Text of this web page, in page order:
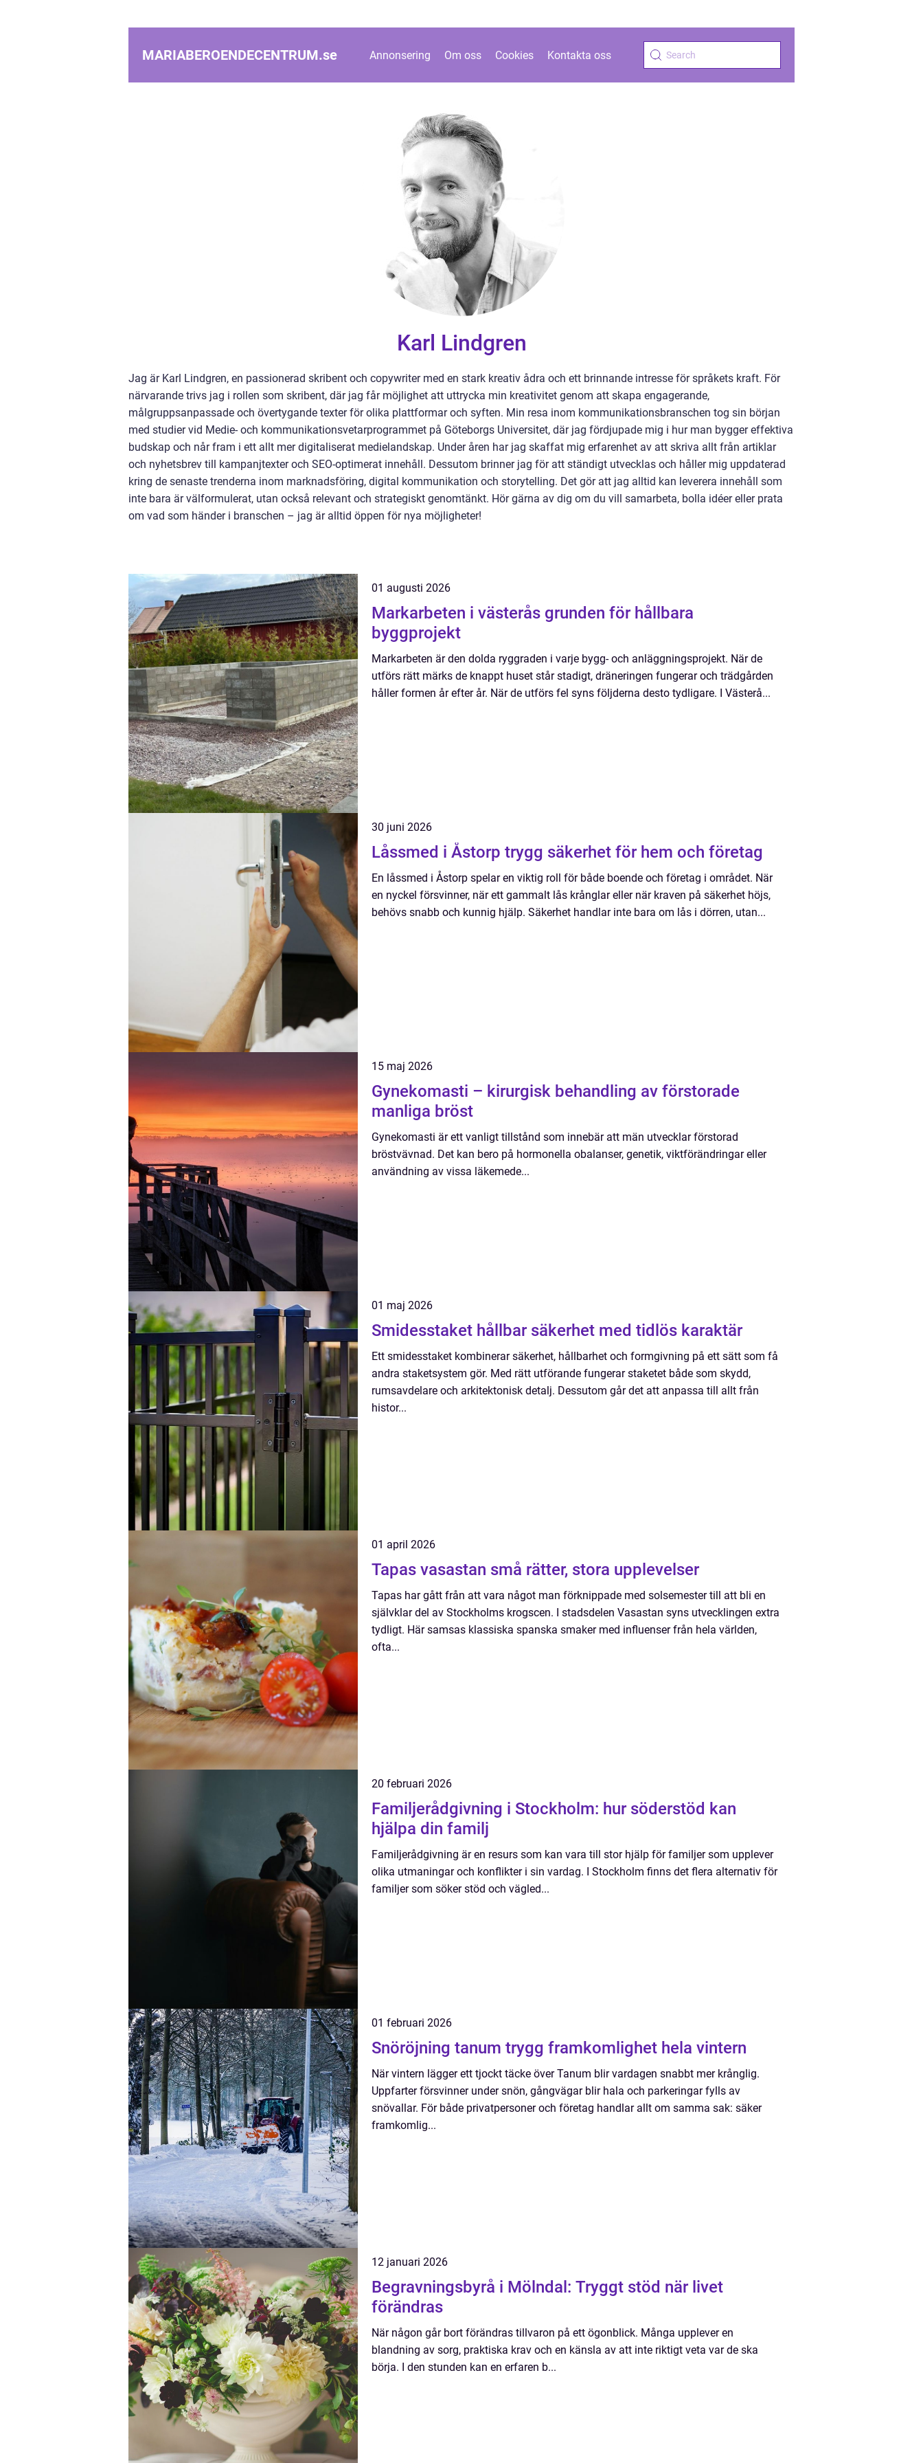
MARIABEROENDECENTRUM.se Annonsering Om oss Cookies Kontakta oss
Karl Lindgren
Jag är Karl Lindgren, en passionerad skribent och copywriter med en stark kreativ ådra och ett brinnande intresse för språkets kraft. För
närvarande trivs jag i rollen som skribent, där jag får möjlighet att uttrycka min kreativitet genom att skapa engagerande,
målgruppsanpassade och övertygande texter för olika plattformar och syften. Min resa inom kommunikationsbranschen tog sin början
med studier vid Medie- och kommunikationsvetarprogrammet på Göteborgs Universitet, där jag fördjupade mig i hur man bygger effektiva
budskap och når fram i ett allt mer digitaliserat medielandskap. Under åren har jag skaffat mig erfarenhet av att skriva allt från artiklar
och nyhetsbrev till kampanjtexter och SEO-optimerat innehåll. Dessutom brinner jag för att ständigt utvecklas och håller mig uppdaterad
kring de senaste trenderna inom marknadsföring, digital kommunikation och storytelling. Det gör att jag alltid kan leverera innehåll som
inte bara är välformulerat, utan också relevant och strategiskt genomtänkt. Hör gärna av dig om du vill samarbeta, bolla idéer eller prata
om vad som händer i branschen – jag är alltid öppen för nya möjligheter!
01 augusti 2026
Markarbeten i västerås grunden för hållbara
byggprojekt
Markarbeten är den dolda ryggraden i varje bygg- och anläggningsprojekt. När de
utförs rätt märks de knappt huset står stadigt, dräneringen fungerar och trädgården
håller formen år efter år. När de utförs fel syns följderna desto tydligare. I Västerå...
30 juni 2026
Låssmed i Åstorp trygg säkerhet för hem och företag
En låssmed i Åstorp spelar en viktig roll för både boende och företag i området. När
en nyckel försvinner, när ett gammalt lås krånglar eller när kraven på säkerhet höjs,
behövs snabb och kunnig hjälp. Säkerhet handlar inte bara om lås i dörren, utan...
15 maj 2026
Gynekomasti – kirurgisk behandling av förstorade
manliga bröst
Gynekomasti är ett vanligt tillstånd som innebär att män utvecklar förstorad
bröstvävnad. Det kan bero på hormonella obalanser, genetik, viktförändringar eller
användning av vissa läkemede...
01 maj 2026
Smidesstaket hållbar säkerhet med tidlös karaktär
Ett smidesstaket kombinerar säkerhet, hållbarhet och formgivning på ett sätt som få
andra staketsystem gör. Med rätt utförande fungerar staketet både som skydd,
rumsavdelare och arkitektonisk detalj. Dessutom går det att anpassa till allt från
histor...
01 april 2026
Tapas vasastan små rätter, stora upplevelser
Tapas har gått från att vara något man förknippade med solsemester till att bli en
självklar del av Stockholms krogscen. I stadsdelen Vasastan syns utvecklingen extra
tydligt. Här samsas klassiska spanska smaker med influenser från hela världen,
ofta...
20 februari 2026
Familjerådgivning i Stockholm: hur söderstöd kan
hjälpa din familj
Familjerådgivning är en resurs som kan vara till stor hjälp för familjer som upplever
olika utmaningar och konflikter i sin vardag. I Stockholm finns det flera alternativ för
familjer som söker stöd och vägled...
01 februari 2026
Snöröjning tanum trygg framkomlighet hela vintern
När vintern lägger ett tjockt täcke över Tanum blir vardagen snabbt mer krånglig.
Uppfarter försvinner under snön, gångvägar blir hala och parkeringar fylls av
snövallar. För både privatpersoner och företag handlar allt om samma sak: säker
framkomlig...
12 januari 2026
Begravningsbyrå i Mölndal: Tryggt stöd när livet
förändras
När någon går bort förändras tillvaron på ett ögonblick. Många upplever en
blandning av sorg, praktiska krav och en känsla av att inte riktigt veta var de ska
börja. I den stunden kan en erfaren b...